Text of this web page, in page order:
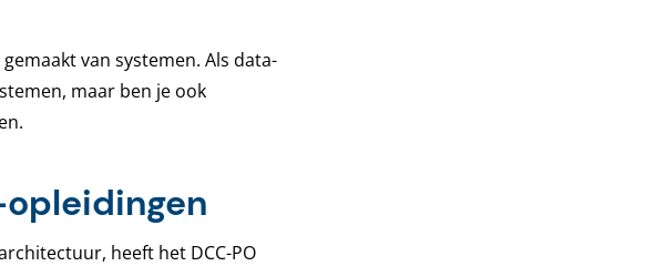
van systemen. Als data-
maar ben je ook
heeft het DCC-PO